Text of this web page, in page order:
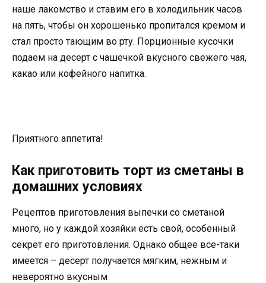
наше лакомство и ставим его в холодильник часов
на пять, чтобы он хорошенько пропитался кремом и
стал просто тающим во рту. Порционные кусочки
подаем на десерт с чашечкой вкусного свежего чая,
какао или кофейного напитка.
Приятного аппетита!
Как приготовить торт из сметаны в
домашних условиях
Рецептов приготовления выпечки со сметаной
много, но у каждой хозяйки есть свой, особенный
секрет его приготовления. Однако общее все-таки
имеется – десерт получается мягким, нежным и
невероятно вкусным